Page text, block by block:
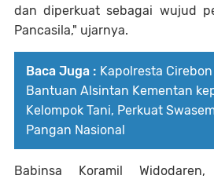
dan diperkuat sebagai wujud
Pancasila," ujarnya.
Baca Juga : Kapolresta
Bantuan Alsintan Kementan
Kelompok Tani, Perkuat
Pangan Nasional
Babinsa Koramil